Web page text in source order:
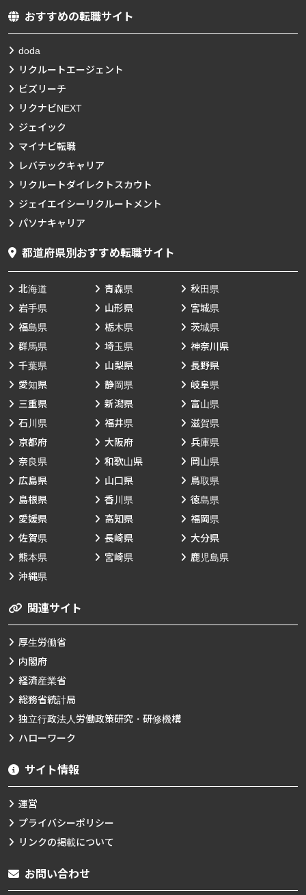
おすすめの転職サイト
doda
リクルートエージェント
ビズリーチ
リクナビNEXT
ジェイック
マイナビ転職
レバテックキャリア
リクルートダイレクトスカウト
ジェイエイシーリクルートメント
パソナキャリア
都道府県別おすすめ転職サイト
北海道 青森県
秋田県
岩手県
山形県
宮城県
福島県
栃木県
茨城県
群馬県
埼玉県
神奈川県
千葉県
山梨県
長野県
愛知県
静岡県
岐阜県
三重県
新潟県
富山県
石川県
福井県
滋賀県
京都府
大阪府
兵庫県
奈良県
和歌山県
岡山県
広島県
山口県
鳥取県
島根県
香川県
徳島県
愛媛県
高知県
福岡県
佐賀県
長崎県
大分県
熊本県
宮崎県
鹿児島県
沖縄県
関連サイト
厚生労働省
内閣府
経済産業省
総務省統計局
独立行政法人労働政策研究・研修機構
ハローワーク
サイト情報
運営
プライバシーポリシー
リンクの掲載について
お問い合わせ